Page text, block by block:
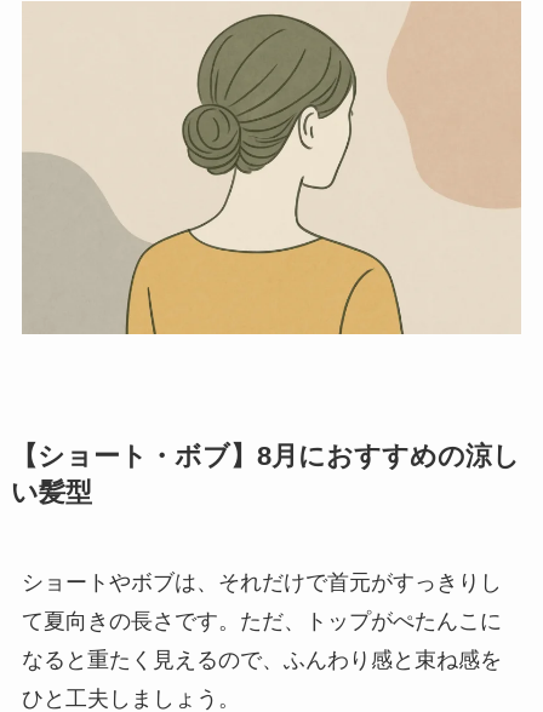
【ショート・ボブ】8月におすすめの涼し
い髪型
ショートやボブは、それだけで首元がすっきりし
て夏向きの長さです。ただ、トップがぺたんこに
なると重たく見えるので、ふんわり感と束ね感を
ひと工夫しましょう。